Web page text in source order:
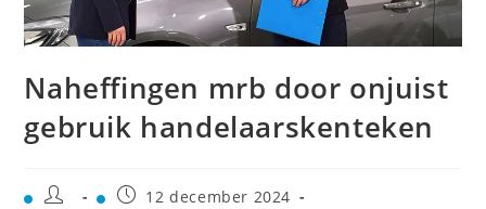
Naheffingen mrb door onjuist
gebruik handelaarskenteken
12 december 2024